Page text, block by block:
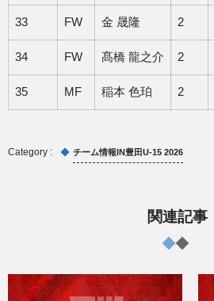
33 FW 金 晟隆 2
34 FW 髙橋 龍之介 2
35 MF 稲本 色珀 2
チーム情報IN豊田U-15 2026
関連記事